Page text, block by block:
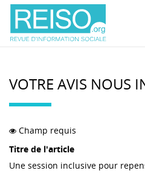
VOTRE AVIS NOUS
Champ requis
Titre de l'article
Une session inclusive pour